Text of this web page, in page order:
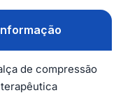
de compressão
terapêutica